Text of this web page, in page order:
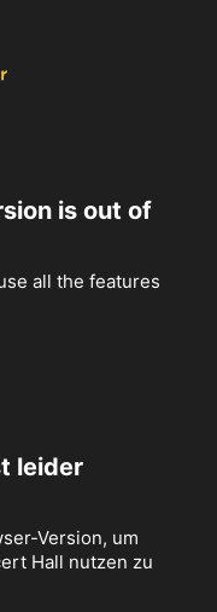
is out of
all the features
leider
Version, um
Hall nutzen zu